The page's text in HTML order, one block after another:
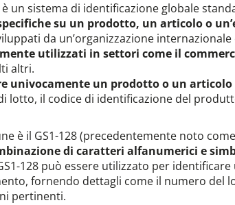
è un sistema di identificazione globale
su un prodotto, un articolo o
da un’organizzazione
utilizzati in settori come il
altri.
univocamente un prodotto o un articolo
lotto, il codice di identificazione del
è il GS1-128 (precedentemente noto
di caratteri alfanumerici e
128 può essere utilizzato per
fornendo dettagli come il numero del
pertinenti.